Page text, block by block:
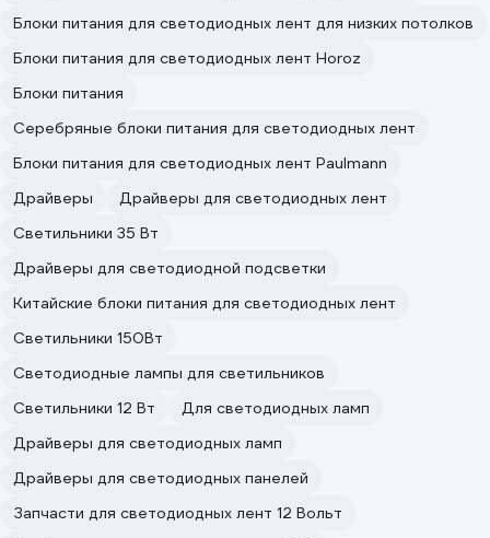
Блоки питания для светодиодных лент для низких потолков
Блоки питания для светодиодных лент Horoz
Блоки питания
Серебряные блоки питания для светодиодных лент
Блоки питания для светодиодных лент Paulmann
Драйверы
Драйверы для светодиодных лент
Светильники 35 Вт
Драйверы для светодиодной подсветки
Китайские блоки питания для светодиодных лент
Светильники 150Вт
Светодиодные лампы для светильников
Светильники 12 Вт
Для светодиодных ламп
Драйверы для светодиодных ламп
Драйверы для светодиодных панелей
Запчасти для светодиодных лент 12 Вольт